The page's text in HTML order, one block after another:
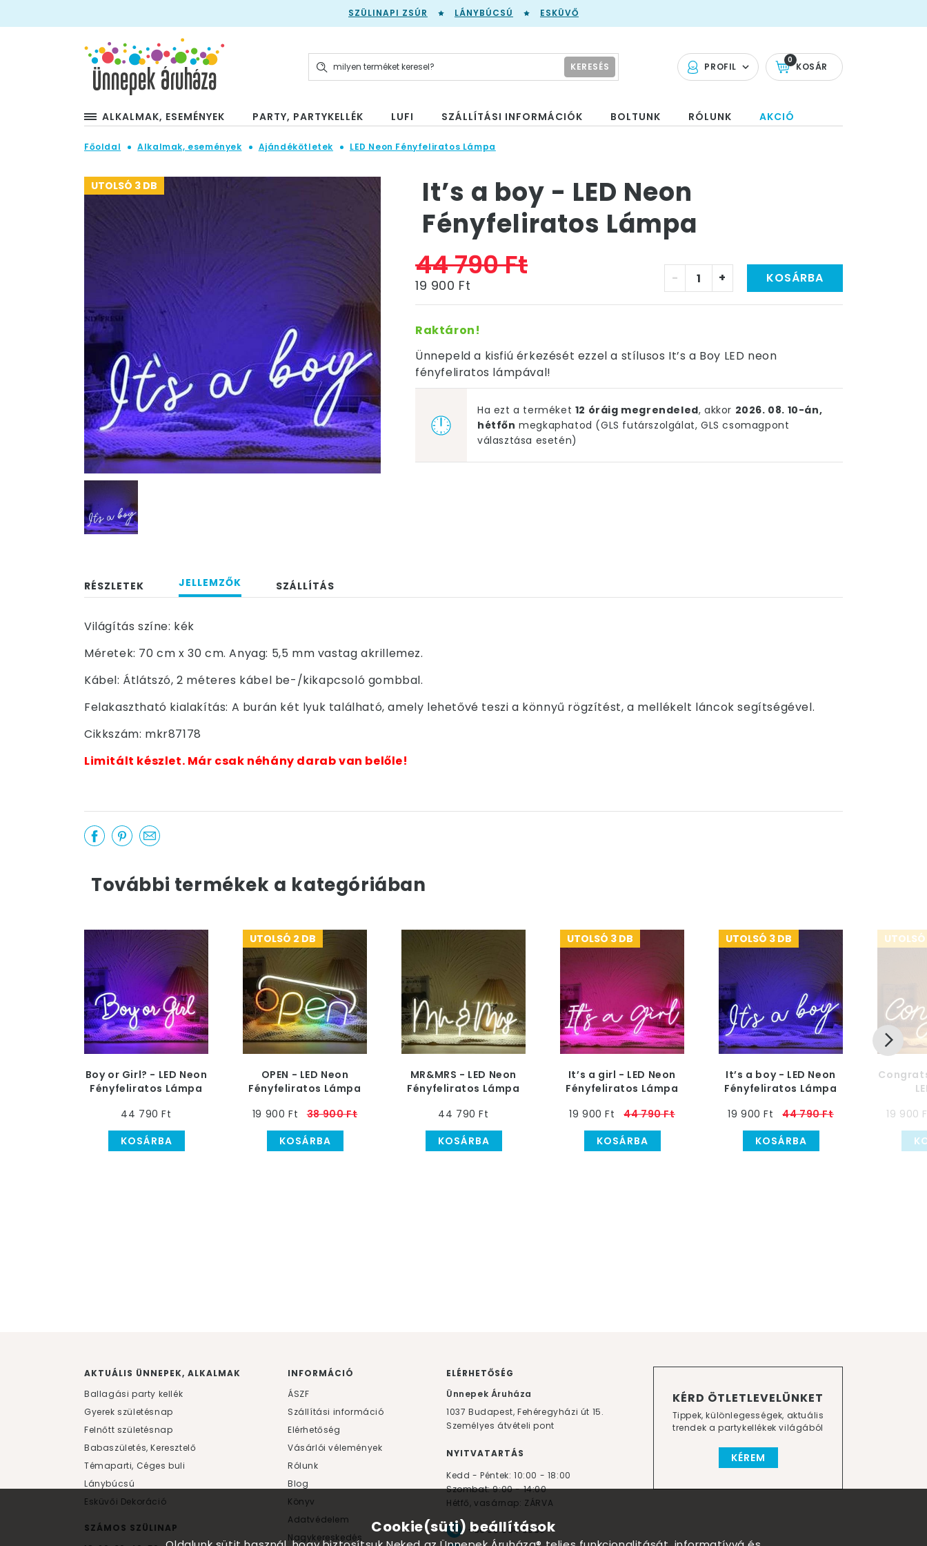
SZÜLINAPI ZSÚR LÁNYBÚCSÚ ESKÜVŐ
PROFIL KOSÁR
0
KERESÉS
ALKALMAK, ESEMÉNYEK PARTY, PARTYKELLÉK LUFI SZÁLLÍTÁSI INFORMÁCIÓK BOLTUNK RÓLUNK AKCIÓ
Főoldal Alkalmak, események Ajándékötletek LED Neon Fényfeliratos Lámpa
UTOLSÓ 3 DB
It’s a boy - LED Neon
Fényfeliratos Lámpa
44 790 Ft
19 900 Ft - + KOSÁRBA
Raktáron!
Ünnepeld a kisfiú érkezését ezzel a stílusos It’s a Boy LED neon
fényfeliratos lámpával!
Ha ezt a terméket 12 óráig megrendeled, akkor 2026. 08. 10-án,
hétfőn megkaphatod (GLS futárszolgálat, GLS csomagpont
választása esetén)
RÉSZLETEK JELLEMZŐK SZÁLLÍTÁS
Világítás színe: kék
Méretek: 70 cm x 30 cm. Anyag: 5,5 mm vastag akrillemez.
Kábel: Átlátszó, 2 méteres kábel be-/kikapcsoló gombbal.
Felakasztható kialakítás: A burán két lyuk található, amely lehetővé teszi a könnyű rögzítést, a mellékelt láncok segítségével.
Cikkszám: mkr87178
Limitált készlet. Már csak néhány darab van belőle!
További termékek a kategóriában
Boy or Girl? - LED Neon
Fényfeliratos Lámpa
44 790 Ft
KOSÁRBA
UTOLSÓ 2 DB
OPEN - LED Neon
Fényfeliratos Lámpa
19 900 Ft
38 900 Ft
KOSÁRBA
MR&MRS - LED Neon
Fényfeliratos Lámpa
44 790 Ft
KOSÁRBA
UTOLSÓ 3 DB
It’s a girl - LED Neon
Fényfeliratos Lámpa
19 900 Ft
44 790 Ft
KOSÁRBA
UTOLSÓ 3 DB
It’s a boy - LED Neon
Fényfeliratos Lámpa
19 900 Ft
44 790 Ft
KOSÁRBA
19 900
KÉRD ÖTLETLEVELÜNKET
Tippek, különlegességek, aktuális
trendek a partykellékek világából
KÉREM
AKTUÁLIS ÜNNEPEK, ALKALMAK
Ballagási party kellék
Gyerek születésnap
Felnőtt születésnap
Babaszületés, Keresztelő
Témaparti, Céges buli
Lánybúcsú
Esküvői Dekoráció
SZÁMOS SZÜLINAP
INFORMÁCIÓ
ÁSZF
Szállítási információ
Elérhetőség
Vásárlói vélemények
Rólunk
Blog
Könyv
Adatvédelem
Nagykereskedés
ELÉRHETŐSÉG
Ünnepek Áruháza
1037 Budapest, Fehéregyházi út 15.
Személyes átvételi pont
NYITVATARTÁS
Kedd - Péntek: 10:00 - 18:00
Szombat: 9:00 - 14:00
Hétfő, vasárnap: ZÁRVA
+36 30 984 6955
Cookie(süti) beállítások